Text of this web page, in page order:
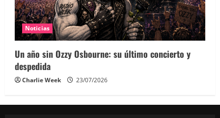
Noticias
Un año sin Ozzy Osbourne: su último concierto y
despedida
Charlie Week 23/07/2026